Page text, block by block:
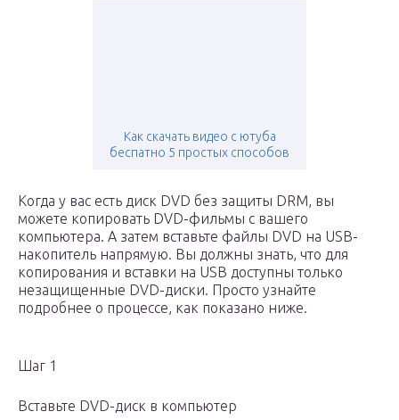
Как скачать видео с ютуба
беспатно 5 простых способов
Когда у вас есть диск DVD без защиты DRM, вы
можете копировать DVD-фильмы с вашего
компьютера. А затем вставьте файлы DVD на USB-
накопитель напрямую. Вы должны знать, что для
копирования и вставки на USB доступны только
незащищенные DVD-диски. Просто узнайте
подробнее о процессе, как показано ниже.
Шаг 1
Вставьте DVD-диск в компьютер